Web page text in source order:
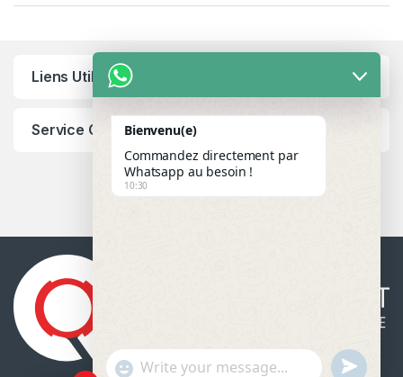
Liens Utiles
Service ClientBienvenu(e)
Commandez directement par
Whatsapp au besoin !
10:30
"
WhatsApp Message u